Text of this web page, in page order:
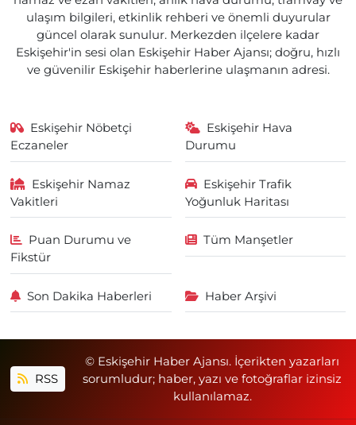
ulaşım bilgileri, etkinlik rehberi ve önemli duyurular
güncel olarak sunulur. Merkezden ilçelere kadar
Eskişehir'in sesi olan Eskişehir Haber Ajansı; doğru, hızlı
ve güvenilir Eskişehir haberlerine ulaşmanın adresi.
Eskişehir Nöbetçi
Eczaneler
Eskişehir Hava
Durumu
Eskişehir Namaz
Vakitleri
Eskişehir Trafik
Yoğunluk Haritası
Puan Durumu ve
Fikstür
Tüm Manşetler
Son Dakika Haberleri Haber Arşivi
RSS
© Eskişehir Haber Ajansı. İçerikten yazarları
sorumludur; haber, yazı ve fotoğraflar izinsiz
kullanılamaz.